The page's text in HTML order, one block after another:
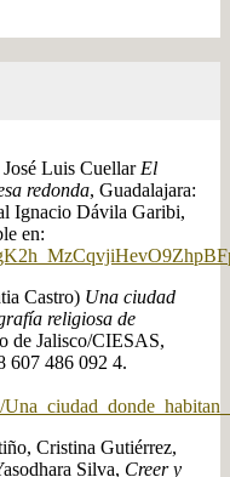
Luis Cuellar El
redonda, Guadalajara:
Ignacio Dávila Garibi,
en:
Castro) Una ciudad
religiosa de
de Jalisco/CIESAS,
607 486 092 4.
Cristina Gutiérrez,
Silva, Creer y